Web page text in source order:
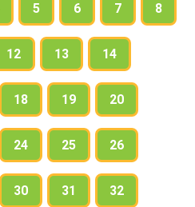
5 6 7 8
12 13 14
18 19 20
24 25 26
30 31 32